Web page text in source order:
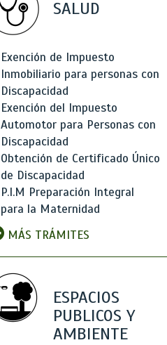
SALUD
Exención de Impuesto
Inmobiliario para personas con
Discapacidad
Exención del Impuesto
Automotor para Personas con
Discapacidad
Obtención de Certificado Único
de Discapacidad
P.I.M Preparación Integral
para la Maternidad
MÁS TRÁMITES
ESPACIOS
PUBLICOS Y
AMBIENTE